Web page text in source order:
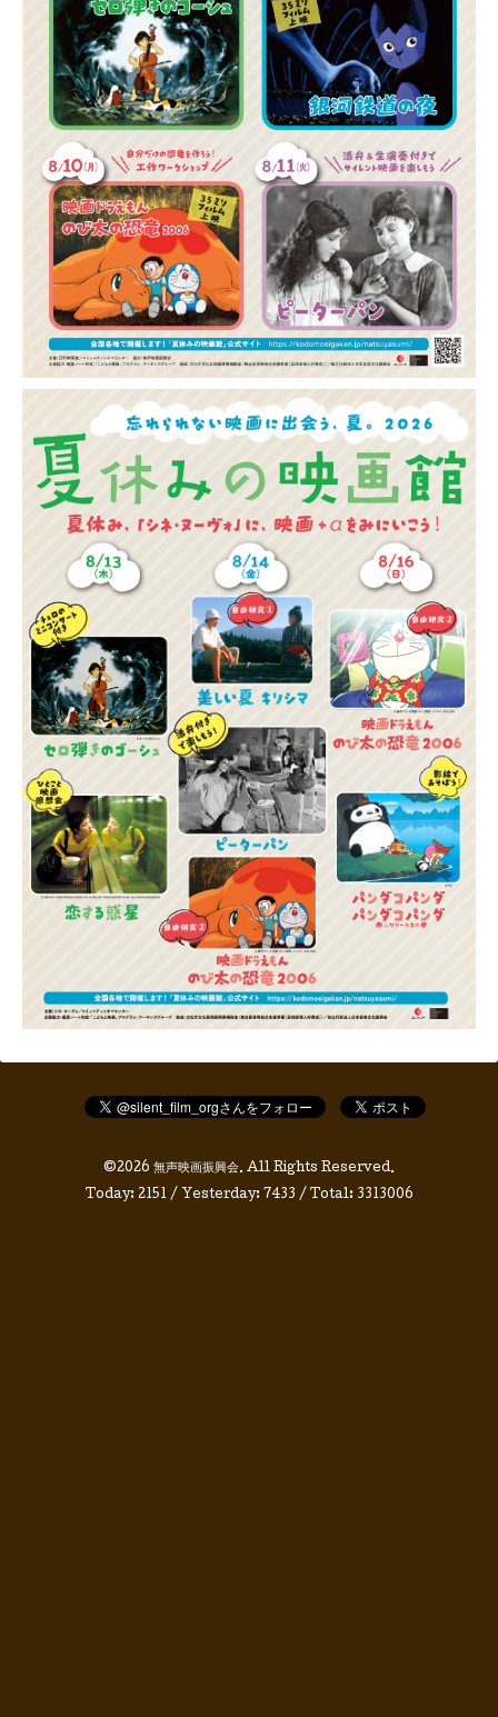
©2026 無声映画振興会. All Rights Reserved.
Today: 2151/ Yesterday: 7433 / Total: 3313006